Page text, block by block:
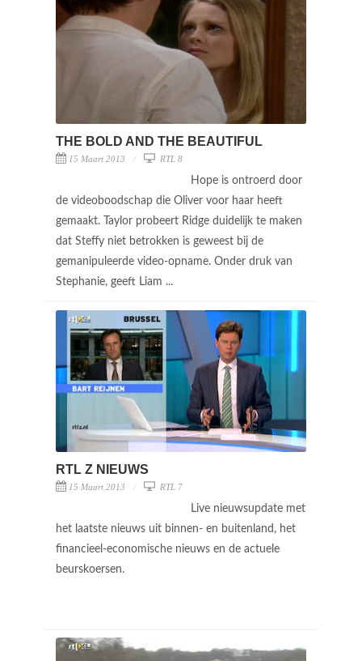
THE BOLD AND THE BEAUTIFUL
15 Maart 2013 RTL 8
Hope is ontroerd door
de videoboodschap die Oliver voor haar heeft
gemaakt. Taylor probeert Ridge duidelijk te maken
dat Steffy niet betrokken is geweest bij de
gemanipuleerde video-opname. Onder druk van
Stephanie, geeft Liam ...
RTL Z NIEUWS
15 Maart 2013 RTL 7
Live nieuwsupdate met
het laatste nieuws uit binnen- en buitenland, het
financieel-economische nieuws en de actuele
beurskoersen.